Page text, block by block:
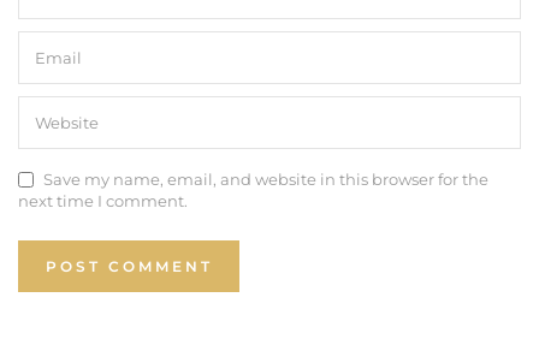
Save my name, email, and website in this browser for the
next time I comment.